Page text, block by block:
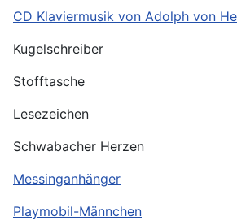
CD Klaviermusik von Adolph von
Kugelschreiber
Stofftasche
Lesezeichen
Schwabacher Herzen
Messinganhänger
Playmobil-Männchen